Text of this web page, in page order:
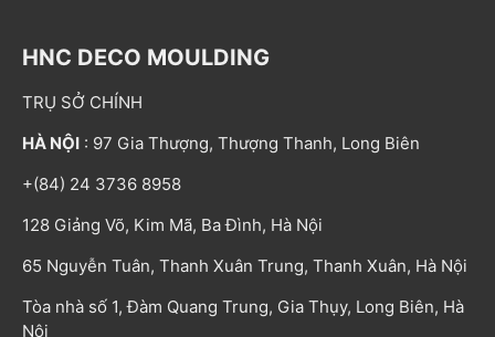
HNC DECO MOULDING
TRỤ SỞ CHÍNH
HÀ NỘI : 97 Gia Thượng, Thượng Thanh, Long Biên
+(84) 24 3736 8958
128 Giảng Võ, Kim Mã, Ba Đình, Hà Nội
65 Nguyễn Tuân, Thanh Xuân Trung, Thanh Xuân, Hà Nội
Tòa nhà số 1, Đàm Quang Trung, Gia Thụy, Long Biên, Hà
Nội